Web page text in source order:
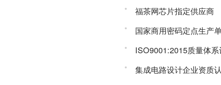
福茶网芯片指定供应商
国家商用密码定点生产
ISO9001:2015质量体
集成电路设计企业资质